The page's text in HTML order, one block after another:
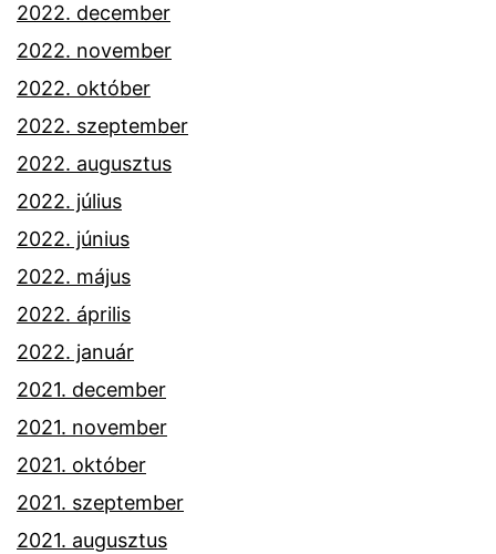
2022. december
2022. november
2022. október
2022. szeptember
2022. augusztus
2022. július
2022. június
2022. május
2022. április
2022. január
2021. december
2021. november
2021. október
2021. szeptember
2021. augusztus